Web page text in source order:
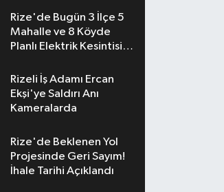
Rize'de Bugün 3 İlçe 5
Mahalle ve 8 Köyde
Planlı Elektrik Kesintisi
Rizeli İş Adamı Ercan
Ekşi'ye Saldırı Anı
Kameralarda
Rize'de Beklenen Yol
Projesinde Geri Sayım!
İhale Tarihi Açıklandı